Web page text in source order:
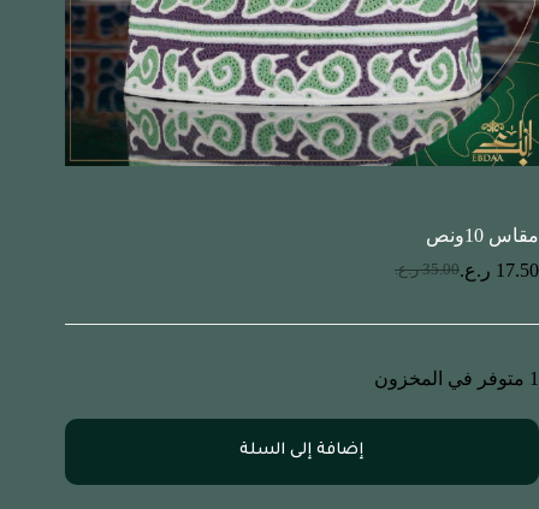
مقاس 10ونص
35.00 ر.ع. 17.50 ر.ع.
1 متوفر في المخزون
إضافة إلى السلة